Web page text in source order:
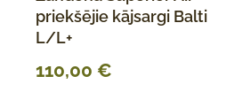
priekšējie kājsargi Balti
L/L+
110,00 €